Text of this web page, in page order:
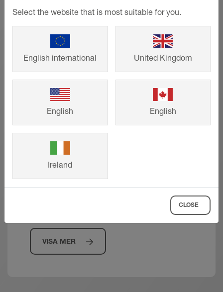
Referenser
Från småhus till stora projekt –
intelligenta lösningar från Schlüter-
Systems som bidrar till ett snyggt
formspråk och lång livslängd. Titta på
andra kunders färdiga bygg- och
VISA MER
Select the website that is most suitable for you.
English international United Kingdom
English English
Ireland
CLOSE